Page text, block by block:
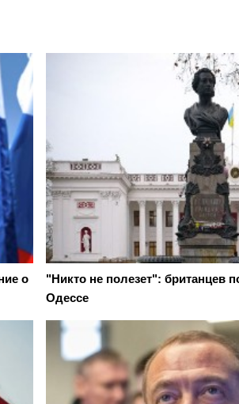
о
"Никто не полезет": британцев
Одессе